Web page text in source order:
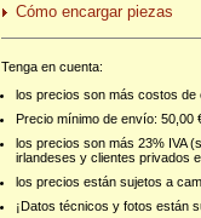
Cómo encargar piezas
Tenga en cuenta:
los precios son más costos de
Precio mínimo de envío: 50,00
los precios son más 23% IVA
irlandeses y clientes privados
los precios están sujetos a
¡Datos técnicos y fotos están